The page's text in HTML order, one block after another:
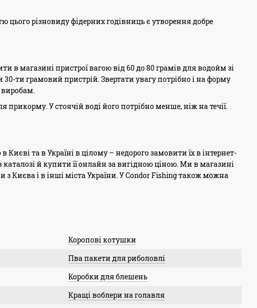
цього різновиду фідерних годівниць є утворення добре
магазині пристрої вагою від 60 до 80 грамів для водойм зі
ти грамовий пристрій. Звертати увагу потрібно і на форму
виробам.
У стоячій воді його потрібно менше, ніж на течії.
та в Україні в цілому – недорого замовити їх в інтернет-
й купити її онлайн за вигідною ціною. Ми в магазині
Києва і в інші міста України. У Condor Fishing також можна
Коропові котушки
Пва пакети для риболовлі
Коробки для блешень
Кращі воблери на голавля